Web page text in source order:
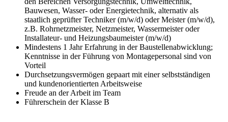
Bauwesen, Wasser- oder Energietechnik, alternativ als
staatlich geprüfter Techniker (m/w/d) oder Meister (m/w/d),
z.B. Rohrnetzmeister, Netzmeister, Wassermeister oder
Installateur- und Heizungsbaumeister (m/w/d)
Mindestens 1 Jahr Erfahrung in der Baustellenabwicklung;
Kenntnisse in der Führung von Montagepersonal sind von
Vorteil
Durchsetzungsvermögen gepaart mit einer selbstständigen
und kundenorientierten Arbeitsweise
Freude an der Arbeit im Team
Führerschein der Klasse B